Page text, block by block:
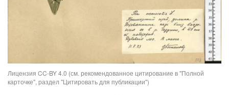
Лицензия CC-BY 4.0 (см. рекомендованное цитирование в "Полной
карточке", раздел "Цитировать для публикации")